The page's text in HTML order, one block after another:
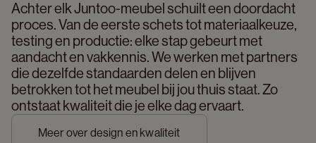
Achter elk Juntoo-meubel schuilt een doordacht
proces. Van de eerste schets tot materiaalkeuze,
testing en productie: elke stap gebeurt met
aandacht en vakkennis. We werken met partners
die dezelfde standaarden delen en blijven
betrokken tot het meubel bij jou thuis staat. Zo
ontstaat kwaliteit die je elke dag ervaart.
Meer over design en kwaliteit